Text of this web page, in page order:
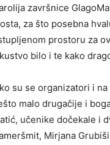
završnice
za što posebna
prostoru za
bilo i te kako
su se organizatori i
malo drugačije i
učenike dočekale i
Mirjana